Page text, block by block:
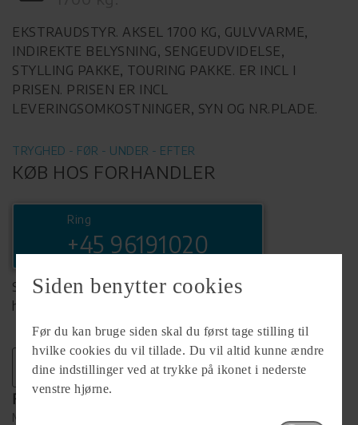
EKSTRAUDSTYR. AKSEL 1700 KG, GULVVARME,
INDIREKTE BELYSNING, SENGEUDVIDELSE,
STYLLING PAKKE, TOURING PAKKE. ER INCL I
PRISEN. PRISEN ER INCL
LEVERINGSOMKOSTNINGER, SYN OG NR.PLADE.
TRYGHED - FØR - UNDER - EFTER
KØB HOS FORHANDLER
Ring
+45 96191020
Se komplet info på forhandlerens
hjemmeside
Forhandler
Møllegårdens Camping
Siden benytter cookies
Før du kan bruge siden skal du først tage stilling til
hvilke cookies du vil tillade. Du vil altid kunne ændre
dine indstillinger ved at trykke på ikonet i nederste
venstre hjørne.